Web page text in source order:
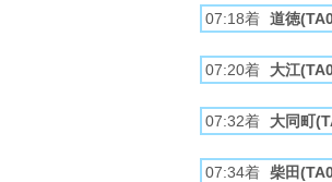
07:18着 道徳
07:20着 大江
07:32着 大同町
07:34着 柴田